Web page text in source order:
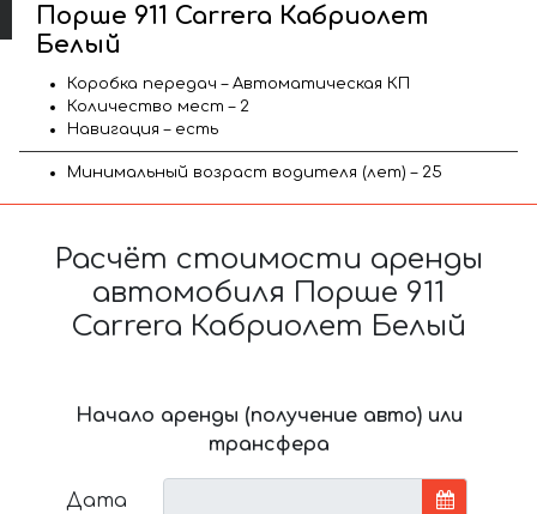
Порше 911 Carrera Кабриолет
Белый
Коробка передач – Автоматическая КП
Количество мест – 2
Навигация – есть
Минимальный возраст водителя (лет) – 25
Расчёт стоимости аренды
автомобиля Порше 911
Carrera Кабриолет Белый
Начало аренды (получение авто) или
трансфера
Дата